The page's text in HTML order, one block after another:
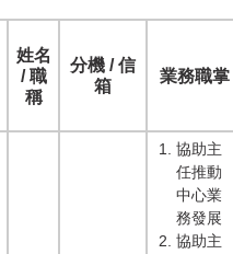
姓名
/ 職
稱
分機 / 信
箱
業務職掌
協助主
任推動
中心業
務發展
協助主